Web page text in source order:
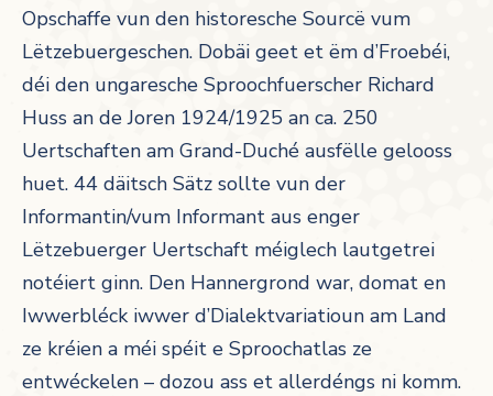
Opschaffe vun den historesche Sourcë vum
Lëtzebuergeschen. Dobäi geet et ëm d’Froebéi,
déi den ungaresche Sproochfuerscher Richard
Huss an de Joren 1924/1925 an ca. 250
Uertschaften am Grand-Duché ausfëlle gelooss
huet. 44 däitsch Sätz sollte vun der
Informantin/vum Informant aus enger
Lëtzebuerger Uertschaft méiglech lautgetrei
notéiert ginn. Den Hannergrond war, domat en
Iwwerbléck iwwer d’Dialektvariatioun am Land
ze kréien a méi spéit e Sproochatlas ze
entwéckelen – dozou ass et allerdéngs ni komm.